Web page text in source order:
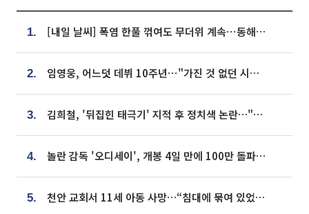
1. [내일 날씨] 폭염 한풀 꺾여도 무더위 계속⋯동해안 이틀 연속 비
2. 임영웅, 어느덧 데뷔 10주년⋯"가진 것 없던 시절, 내 앞엔 20명의 팬뿐"
3. 김희철, '뒤집힌 태극기' 지적 후 정치색 논란…"좌우 떠나 우리나라 국기"
4. 놀란 감독 '오디세이', 개봉 4일 만에 100만 돌파⋯'왕사남' 보다 빠르다
5. 천안 교회서 11세 아동 사망…“침대에 묶여 있었다” 진술 확보